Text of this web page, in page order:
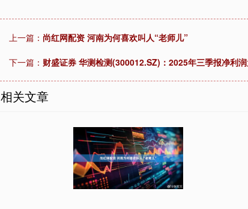
上一篇： 尚红网配资 河南为何喜欢叫人“老师儿”
下一篇： 财盛证券 华测检测(300012.SZ)：2025年三季报净利
相关文章